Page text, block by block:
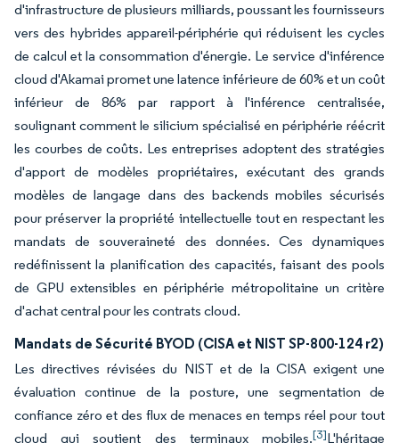
d'infrastructure de plusieurs milliards, poussant les fournisseurs
vers des hybrides appareil-périphérie qui réduisent les cycles
de calcul et la consommation d'énergie. Le service d'inférence
cloud d'Akamai promet une latence inférieure de 60% et un coût
inférieur de 86% par rapport à l'inférence centralisée,
soulignant comment le silicium spécialisé en périphérie réécrit
les courbes de coûts. Les entreprises adoptent des stratégies
d'apport de modèles propriétaires, exécutant des grands
modèles de langage dans des backends mobiles sécurisés
pour préserver la propriété intellectuelle tout en respectant les
mandats de souveraineté des données. Ces dynamiques
redéfinissent la planification des capacités, faisant des pools
de GPU extensibles en périphérie métropolitaine un critère
d'achat central pour les contrats cloud.
Mandats de Sécurité BYOD (CISA et NIST SP-800-124 r2)
Les directives révisées du NIST et de la CISA exigent une
évaluation continue de la posture, une segmentation de
confiance zéro et des flux de menaces en temps réel pour tout
cloud qui soutient des terminaux mobiles.[3]L'héritage